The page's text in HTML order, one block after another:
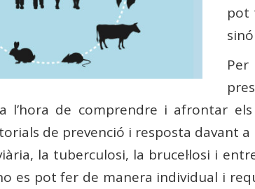
pot
Per
l’hora de comprendre i afrontar
de prevenció i resposta davant
la tuberculosi, la brucel·losi i
es pot fer de manera individual i